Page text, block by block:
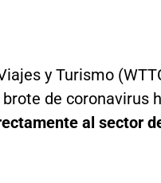
y Turismo
de coronavirus
al sector